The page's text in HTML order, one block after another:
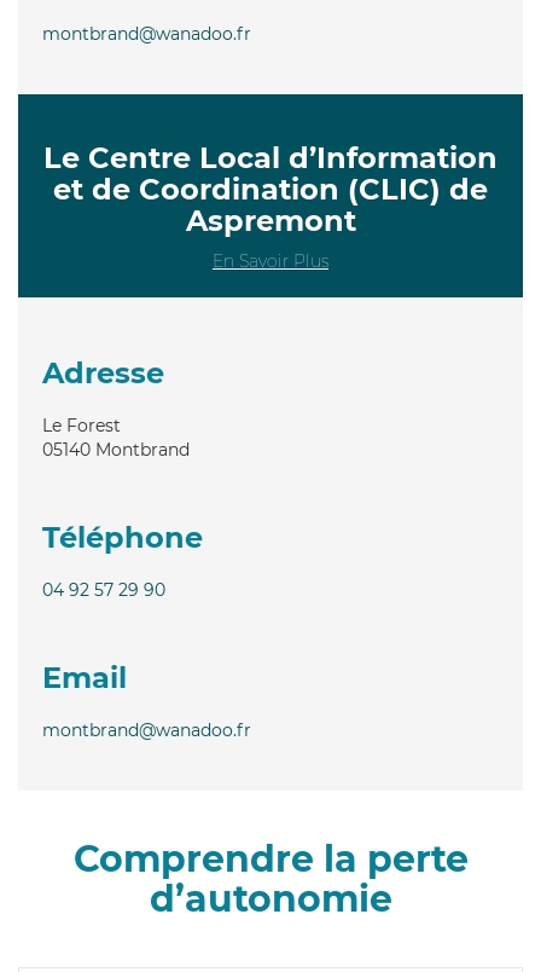
montbrand@wanadoo.fr
Le Centre Local d’Information
et de Coordination (CLIC) de
Aspremont
En Savoir Plus
Adresse
Le Forest
05140 Montbrand
Téléphone
04 92 57 29 90
Email
montbrand@wanadoo.fr
Comprendre la perte
d’autonomie